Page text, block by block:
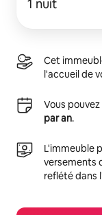
1 nuit
Cet
l'accueil de
Vous
par an.
L'immeuble
versements
reflété dans